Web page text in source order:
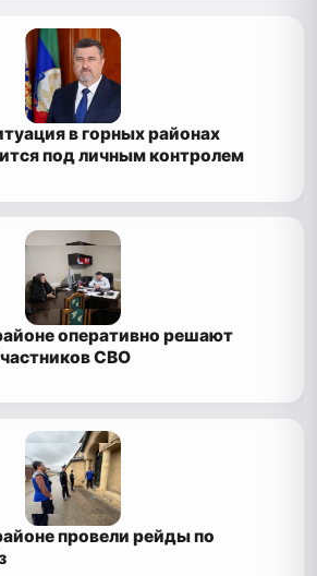
в горных районах
под личным контролем
оперативно решают
СВО
провели рейды по